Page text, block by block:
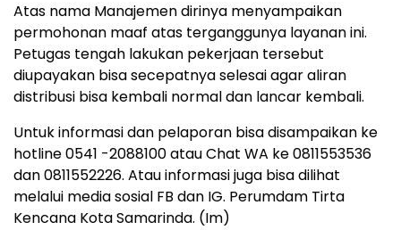
Atas nama Manajemen dirinya menyampaikan
permohonan maaf atas terganggunya layanan ini.
Petugas tengah lakukan pekerjaan tersebut
diupayakan bisa secepatnya selesai agar aliran
distribusi bisa kembali normal dan lancar kembali.
Untuk informasi dan pelaporan bisa disampaikan ke
hotline 0541 -2088100 atau Chat WA ke 0811553536
dan 0811552226. Atau informasi juga bisa dilihat
melalui media sosial FB dan IG. Perumdam Tirta
Kencana Kota Samarinda. (Im)